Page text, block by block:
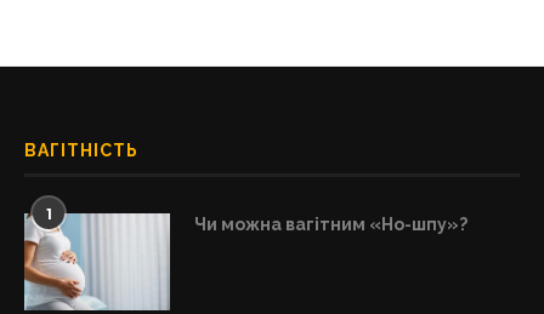
ВАГІТНІСТЬ
1 Чи можна вагітним «Но-шпу»?